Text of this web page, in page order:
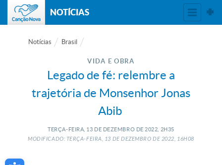
NOTÍCIAS
Notícias Brasil
VIDA E OBRA
Legado de fé: relembre a
trajetória de Monsenhor Jonas
Abib
TERÇA-FEIRA, 13 DE DEZEMBRO DE 2022, 2H35
MODIFICADO: TERÇA-FEIRA, 13 DEDEZEMBRO DE 2022, 16H08